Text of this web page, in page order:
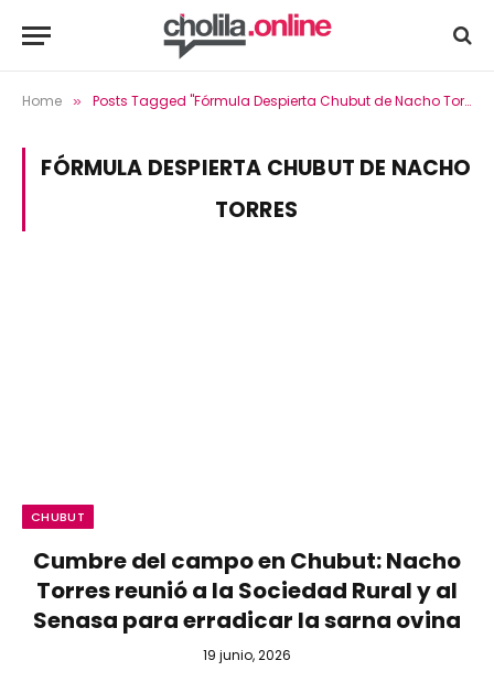
Home » Posts Tagged "Fórmula Despierta Chubut de Nacho Torres"
FÓRMULA DESPIERTA CHUBUT DE NACHO
TORRES
CHUBUT
Cumbre del campo en Chubut: Nacho
Torres reunió a la Sociedad Rural y al
Senasa para erradicar la sarna ovina
19 junio, 2026